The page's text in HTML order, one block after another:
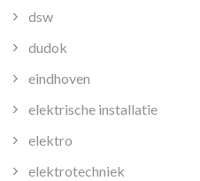
dsw
dudok
eindhoven
elektrische installatie
elektro
elektrotechniek